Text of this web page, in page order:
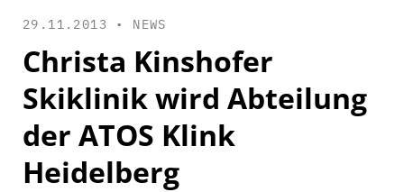
29.11.2013 • NEWS
Christa Kinshofer
Skiklinik wird Abteilung
der ATOS Klink
Heidelberg